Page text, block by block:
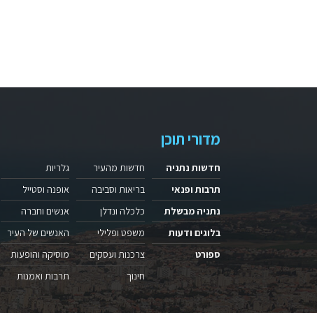
מדורי תוכן
חדשות נתניה
תרבות ופנאי
נתניה מבשלת
בלוגים ודעות
ספורט
חדשות מהעיר
בריאות וסביבה
כלכלה ונדלן
משפט ופלילי
צרכנות ועסקים
חינוך
גלריות
אופנה וסטייל
אנשים וחברה
האנשים של העיר
מוסיקה והופעות
תרבות ואמנות